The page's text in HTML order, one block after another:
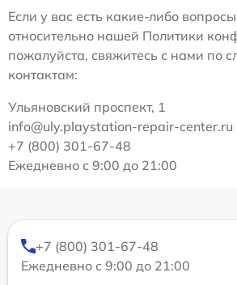
Если у вас есть какие-либо
относительно нашей Политики
пожалуйста, свяжитесь с нами по
контактам:
Ульяновский проспект, 1
info@uly.playstation-repair-center.ru
+7 (800) 301-67-48
Ежедневно с 9:00 до 21:00
+7 (800) 301-67-48
Ежедневно с 9:00 до 21:00